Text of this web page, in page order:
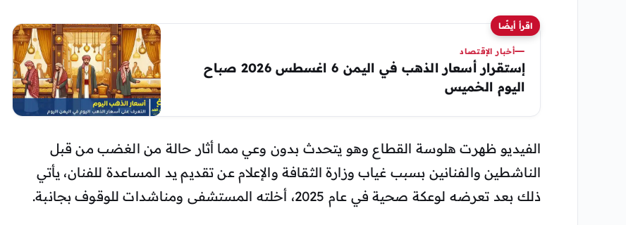
اقرأ أيضًا
أخبار الإقتصاد
إستقرار أسعار الذهب في اليمن 6 اغسطس 2026 صباح
اليوم الخميس
الفيديو ظهرت هلوسة القطاع وهو يتحدث بدون وعي مما أثار حالة من الغضب من قبل
الناشطين والفنانين بسبب غياب وزارة الثقافة والإعلام عن تقديم يد المساعدة للفنان، يأتي
ذلك بعد تعرضه لوعكة صحية في عام 2025، أخلته المستشفى ومناشدات للوقوف بجانبة.